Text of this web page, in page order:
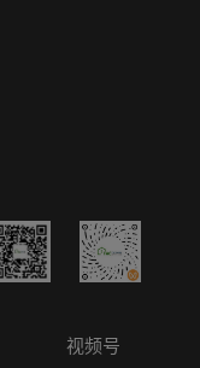
视频号